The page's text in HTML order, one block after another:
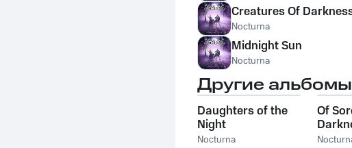
Creatures Of
Nocturna
Midnight Sun
Nocturna
Другие
Daughters of the
Night
Nocturna
Of